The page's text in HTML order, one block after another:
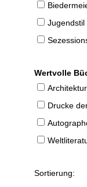
Jugendstil
Wertvolle
Drucke
Sortierung: